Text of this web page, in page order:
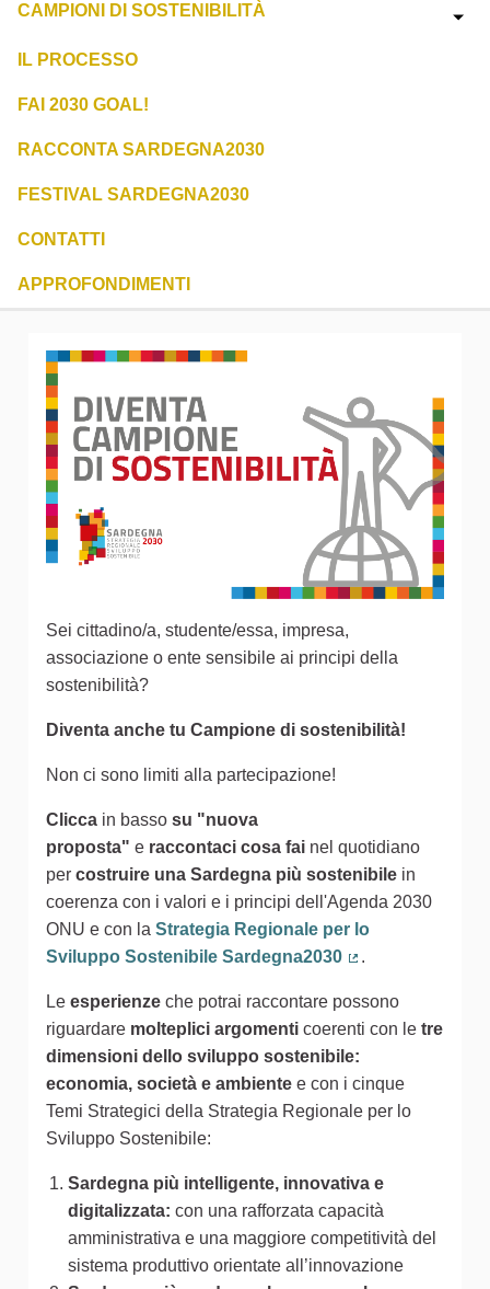
CAMPIONI DI SOSTENIBILITÀ
IL PROCESSO
FAI 2030 GOAL!
RACCONTA SARDEGNA2030
FESTIVAL SARDEGNA2030
CONTATTI
APPROFONDIMENTI
Sei cittadino/a, studente/essa, impresa,
associazione o ente sensibile ai principi della
sostenibilità?
Diventa anche tu Campione di sostenibilità!
Non ci sono limiti alla partecipazione!
Clicca in basso su "nuova
proposta" e raccontaci cosa fai nel quotidiano
per costruire una Sardegna più sostenibile in
coerenza con i valori e i principi dell'Agenda 2030
ONU e con la Strategia Regionale per lo
Sviluppo Sostenibile Sardegna2030
.
Le esperienze che potrai raccontare possono
riguardare molteplici argomenti coerenti con le tre
dimensioni dello sviluppo sostenibile:
economia, società e ambiente e con i cinque
Temi Strategici della Strategia Regionale per lo
Sviluppo Sostenibile:
Sardegna più intelligente, innovativa e
digitalizzata: con una rafforzata capacità
amministrativa e una maggiore competitività del
sistema produttivo orientate all’innovazione